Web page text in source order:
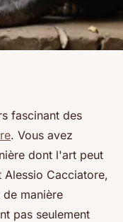
alessio
fascinant des
. Vous avez
dont l'art peut
Cacciatore,
manière
pas seulement